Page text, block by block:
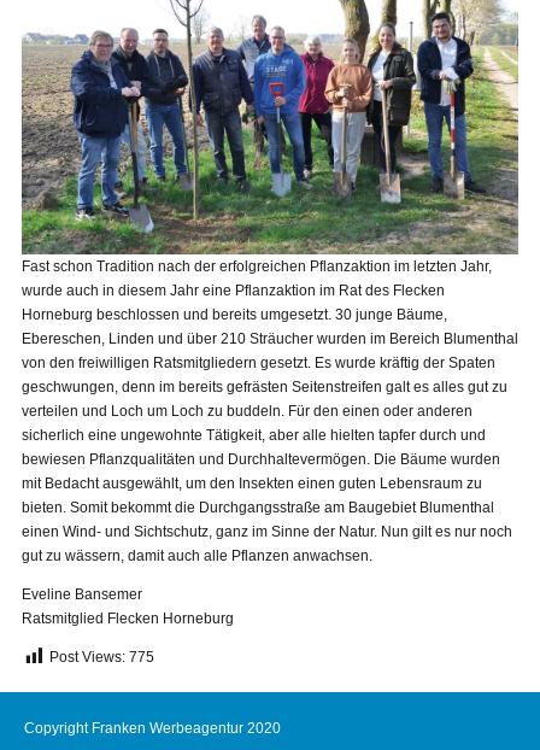
Fast schon Tradition nach der erfolgreichen Pflanzaktion im letzten Jahr,
wurde auch in diesem Jahr eine Pflanzaktion im Rat des Flecken
Horneburg beschlossen und bereits umgesetzt. 30 junge Bäume,
Ebereschen, Linden und über 210 Sträucher wurden im Bereich Blumenthal
von den freiwilligen Ratsmitgliedern gesetzt. Es wurde kräftig der Spaten
geschwungen, denn im bereits gefrästen Seitenstreifen galt es alles gut zu
verteilen und Loch um Loch zu buddeln. Für den einen oder anderen
sicherlich eine ungewohnte Tätigkeit, aber alle hielten tapfer durch und
bewiesen Pflanzqualitäten und Durchhaltevermögen. Die Bäume wurden
mit Bedacht ausgewählt, um den Insekten einen guten Lebensraum zu
bieten. Somit bekommt die Durchgangsstraße am Baugebiet Blumenthal
einen Wind- und Sichtschutz, ganz im Sinne der Natur. Nun gilt es nur noch
gut zu wässern, damit auch alle Pflanzen anwachsen.
Eveline Bansemer
Ratsmitglied Flecken Horneburg
Post Views: 775
Copyright Franken Werbeagentur 2020